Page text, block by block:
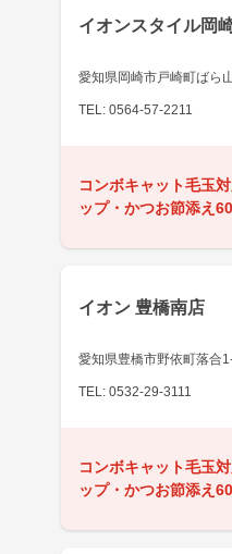
イオンスタイル岡
愛知県岡崎市戸崎町ばら
TEL: 0564-57-2211
コンボキャット毛玉
ップ・かつお節添え
イオン 豊橋南店
愛知県豊橋市野依町落合
TEL: 0532-29-3111
コンボキャット毛玉
ップ・かつお節添え